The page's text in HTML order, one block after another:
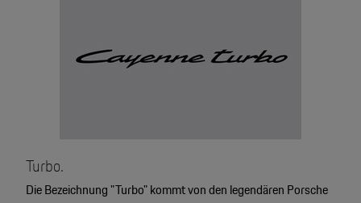
Turbo.
Die Bezeichnung "Turbo" kommt von den legendären Porsche
4